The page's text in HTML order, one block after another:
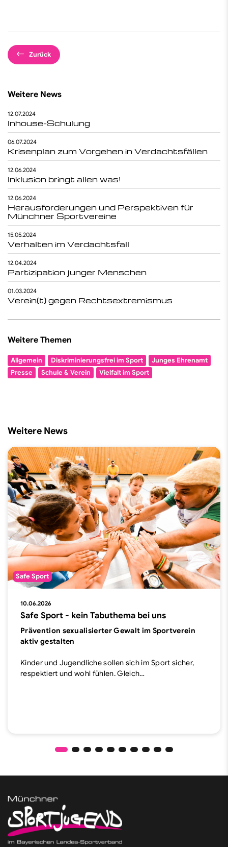
Zurück
Weitere News
12.07.2024
Inhouse-Schulung
06.07.2024
Krisenplan zum Vorgehen in Verdachtsfällen
12.06.2024
Inklusion bringt allen was!
12.06.2024
Herausforderungen und Perspektiven für
Münchner Sportvereine
15.05.2024
Verhalten im Verdachtsfall
12.04.2024
Partizipation junger Menschen
01.03.2024
Verein(t) gegen Rechtsextremismus
Weitere Themen
Allgemein Diskriminierungsfrei im Sport
Junges Ehrenamt
Presse
Schule & Verein Vielfalt im Sport
Weitere News
Safe Sport
10.06.2026
Safe Sport - kein Tabuthema bei uns
Prävention sexualisierter Gewalt im Sportverein
aktiv gestalten
Kinder und Jugendliche sollen sich im Sport sicher,
respektiert und wohl fühlen. Gleich…